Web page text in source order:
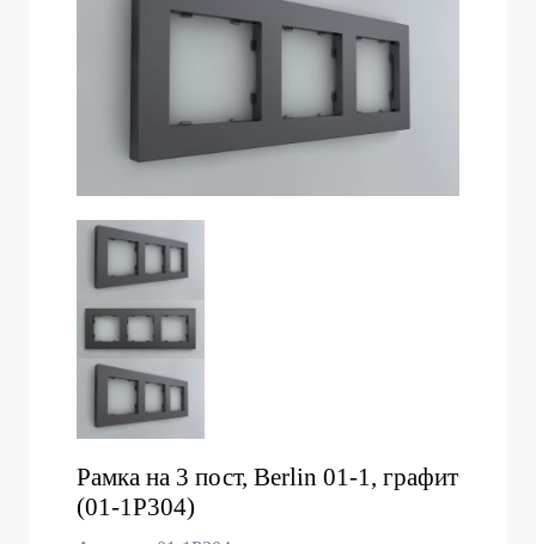
Рамка на 3 пост, Berlin 01-1, графит
(01-1P304)